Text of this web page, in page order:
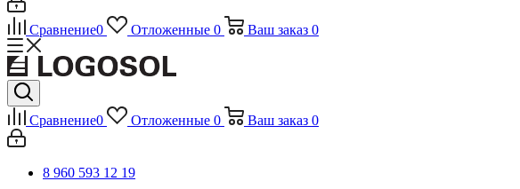
Сравнение0 Отложенные 0 Ваш заказ 0
Сравнение0 Отложенные 0 Ваш заказ 0
8 960 593 12 19